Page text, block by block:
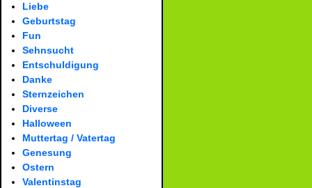
Liebe
Geburtstag
Fun
Sehnsucht
Entschuldigung
Danke
Sternzeichen
Diverse
Halloween
Muttertag / Vatertag
Genesung
Ostern
Valentinstag